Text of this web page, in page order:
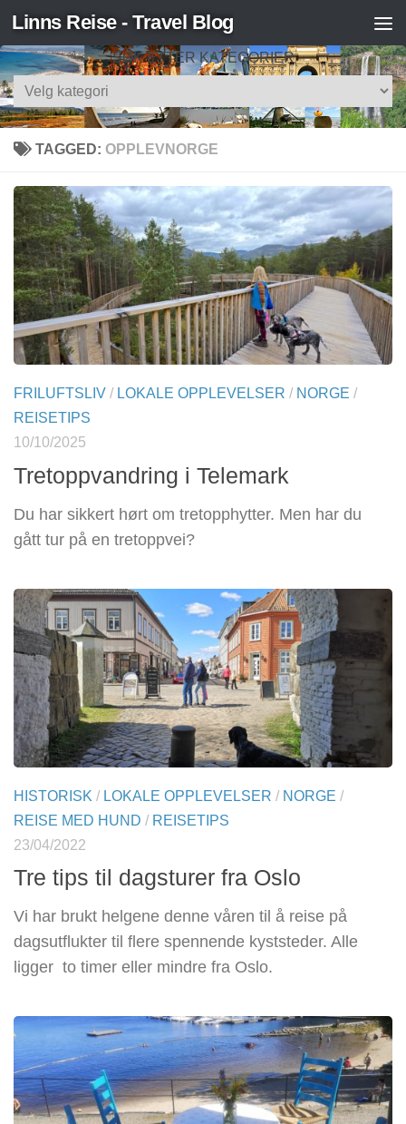
Skip to content
Linns Reise - Travel Blog
SØK ETTER KATEGORIER
Søk
etter
TAGGED: OPPLEVNORGE
FRILUFTSLIV / LOKALE OPPLEVELSER / NORGE /
REISETIPS
10/10/2025
Tretoppvandring i Telemark
Du har sikkert hørt om tretopphytter. Men har du
gått tur på en tretoppvei?
HISTORISK / LOKALE OPPLEVELSER / NORGE /
REISE MED HUND / REISETIPS
23/04/2022
Tre tips til dagsturer fra Oslo
Vi har brukt helgene denne våren til å reise på
dagsutflukter til flere spennende kyststeder. Alle
ligger to timer eller mindre fra Oslo.